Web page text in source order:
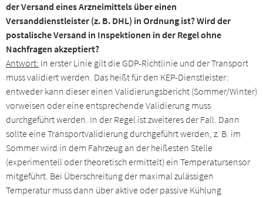
der Versand eines Arzneimittels über einen
Versanddienstleister (z. B. DHL) in Ordnung ist? Wird der
postalische Versand in Inspektionen in der Regel ohne
Nachfragen akzeptiert?
Antwort: In erster Linie gilt die GDP-Richtlinie und der Transport
muss validiert werden. Das heißt für den KEP-Dienstleister:
entweder kann dieser einen Validierungsbericht (Sommer/Winter)
vorweisen oder eine entsprechende Validierung muss
durchgeführt werden. In der Regel ist zweiteres der Fall. Dann
sollte eine Transportvalidierung durchgeführt werden, z. B. im
Sommer wird in dem Fahrzeug an der heißesten Stelle
(experimentell oder theoretisch ermittelt) ein Temperatursensor
mitgeführt. Bei Überschreitung der maximal zulässigen
Temperatur muss dann über aktive oder passive Kühlung